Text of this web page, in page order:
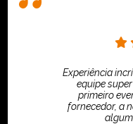
Experiência
equipe
primeiro
fornecedor, a